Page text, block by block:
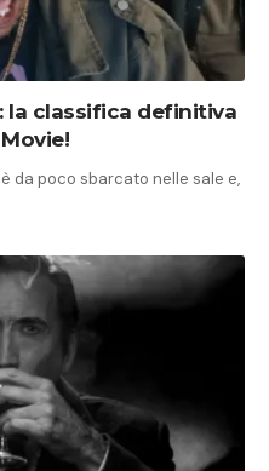
la classifica definitiva
da poco sbarcato nelle sale e,